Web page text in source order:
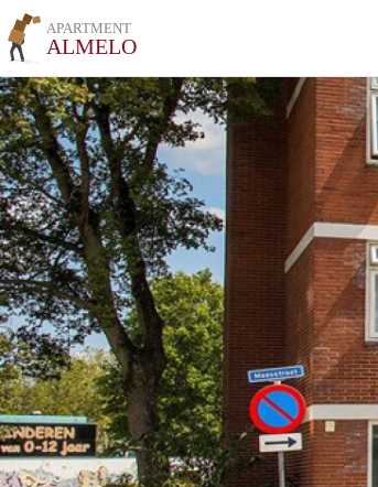
APARTMENT
ALMELO